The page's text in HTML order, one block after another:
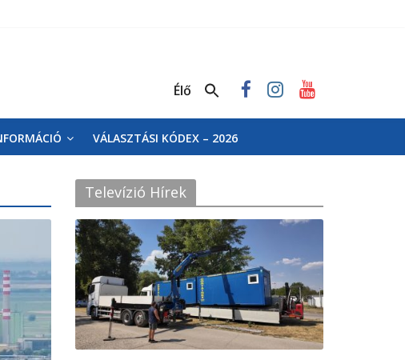
Élő
VÁLASZTÁSI KÓDEX – 2026
Televízió Hírek